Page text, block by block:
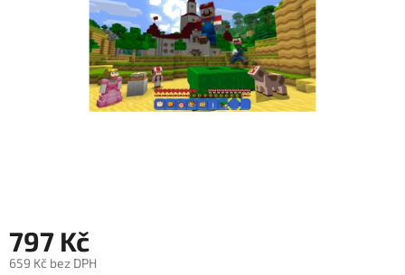
Obchodní
podmínky
797 Kč
659 Kč bez DPH